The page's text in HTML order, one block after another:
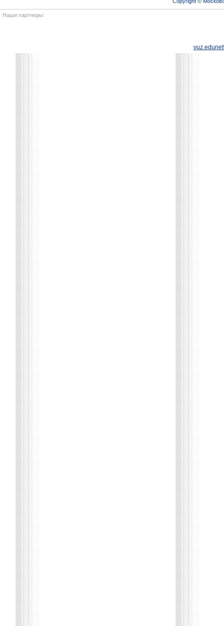
Наши партнеры: